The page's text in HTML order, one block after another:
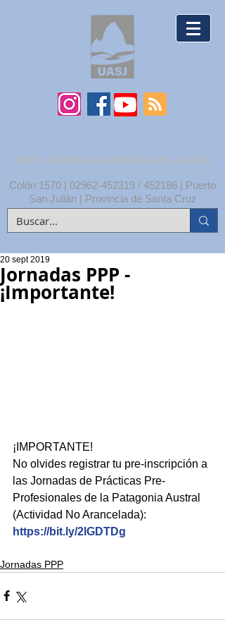
UNPA | UNIDAD ACADÉMICA SAN JULIÁN
Colón 1570 | 02962-452319 / 452186 | Puerto
San Julián | Provincia de Santa Cruz
Jornadas PPP -
¡Importante!
20 sept 2019
¡IMPORTANTE!
No olvides registrar tu pre-inscripción a
las Jornadas de Prácticas Pre-
Profesionales de la Patagonia Austral
(Actividad No Arancelada):
https://bit.ly/2lGDTDg
Jornadas PPP